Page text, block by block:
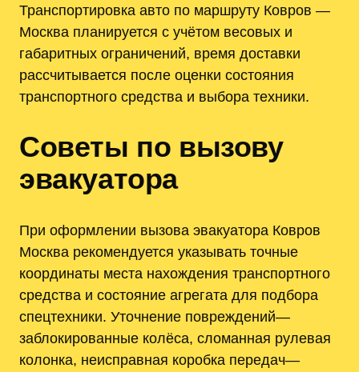
Транспортировка авто по маршруту Ковров —
Москва планируется с учётом весовых и
габаритных ограничений, время доставки
рассчитывается после оценки состояния
транспортного средства и выбора техники.
Советы по вызову
эвакуатора
При оформлении вызова эвакуатора Ковров
Москва рекомендуется указывать точные
координаты места нахождения транспортного
средства и состояние агрегата для подбора
спецтехники. Уточнение повреждений—
заблокированные колёса, сломанная рулевая
колонка, неисправная коробка передач—